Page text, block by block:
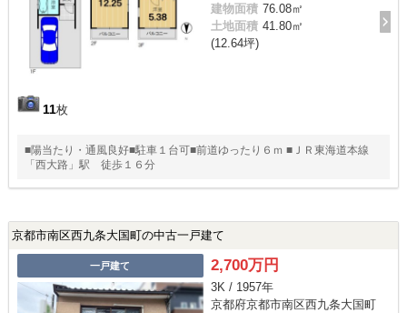
11枚
建物面積 76.08㎡
土地面積 41.80㎡
(12.64坪)
■陽当たり・通風良好■駐車１台可■前道ゆったり６ｍ ■ＪＲ東海道本線
「西大路」駅 徒歩１６分
京都市南区西九条大国町の中古一戸建て
一戸建て 2,700万円
3K / 1957年
京都府京都市南区西九条大国町